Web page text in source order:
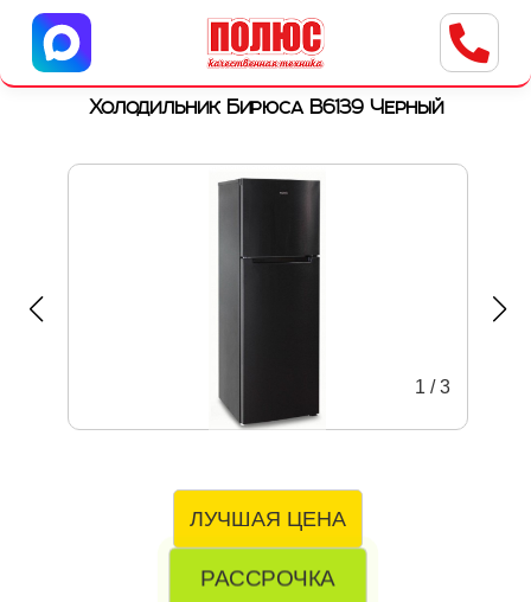
Центр бытовой техники
г. Ульяновск, ул. Пушкарева, 8a
Холодильник Бирюса B6139 Черный
1 /3
ЛУЧШАЯ ЦЕНА
РАССРОЧКА